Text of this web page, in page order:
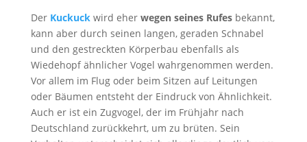
Der Kuckuck wird eher wegen seines Rufesbekannt,
kann aber durch seinen langen, geraden Schnabel
und den gestreckten Körperbau ebenfalls als
Wiedehopf ähnlicher Vogel wahrgenommen werden.
Vor allem im Flug oder beim Sitzen auf Leitungen
oder Bäumen entsteht der Eindruck von Ähnlichkeit.
Auch er ist ein Zugvogel, der im Frühjahr nach
Deutschland zurückkehrt, um zu brüten. Sein